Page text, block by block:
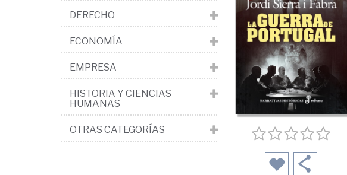
DERECHO
ECONOMÍA
EMPRESA
HISTORIA Y CIENCIAS
HUMANAS
OTRAS CATEGORÍAS